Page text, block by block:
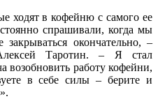
ходят в кофейню с самого ее
спрашивали, когда мы
окончательно, –
Алексей Таротин. – Я стал
возобновить работу кофейни,
в себе силы – берите и